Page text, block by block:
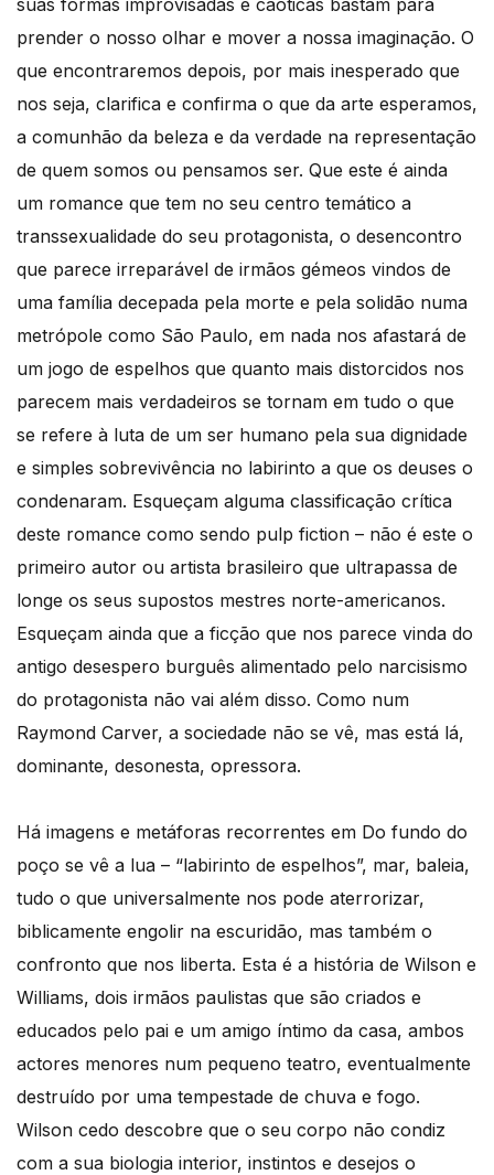
prender o nosso olhar e mover a nossa imaginação. O
que encontraremos depois, por mais inesperado que
nos seja, clarifica e confirma o que da arte esperamos,
a comunhão da beleza e da verdade na representação
de quem somos ou pensamos ser. Que este é ainda
um romance que tem no seu centro temático a
transsexualidade do seu protagonista, o desencontro
que parece irreparável de irmãos gémeos vindos de
uma família decepada pela morte e pela solidão numa
metrópole como São Paulo, em nada nos afastará de
um jogo de espelhos que quanto mais distorcidos nos
parecem mais verdadeiros se tornam em tudo o que
se refere à luta de um ser humano pela sua dignidade
e simples sobrevivência no labirinto a que os deuses o
condenaram. Esqueçam alguma classificação crítica
deste romance como sendo pulp fiction – não é este o
primeiro autor ou artista brasileiro que ultrapassa de
longe os seus supostos mestres norte-americanos.
Esqueçam ainda que a ficção que nos parece vinda do
antigo desespero burguês alimentado pelo narcisismo
do protagonista não vai além disso. Como num
Raymond Carver, a sociedade não se vê, mas está lá,
dominante, desonesta, opressora.
Há imagens e metáforas recorrentes em Do fundo do
poço se vê a lua – “labirinto de espelhos”, mar, baleia,
tudo o que universalmente nos pode aterrorizar,
biblicamente engolir na escuridão, mas também o
confronto que nos liberta. Esta é a história de Wilson e
Williams, dois irmãos paulistas que são criados e
educados pelo pai e um amigo íntimo da casa, ambos
actores menores num pequeno teatro, eventualmente
destruído por uma tempestade de chuva e fogo.
Wilson cedo descobre que o seu corpo não condiz
com a sua biologia interior, instintos e desejos o